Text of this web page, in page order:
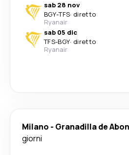
sab 28 nov
BGY-TFS· diretto
Ryanair
sab 05 dic
TFS-BGY· diretto
Ryanair
Milano - Granadilla de
giorni